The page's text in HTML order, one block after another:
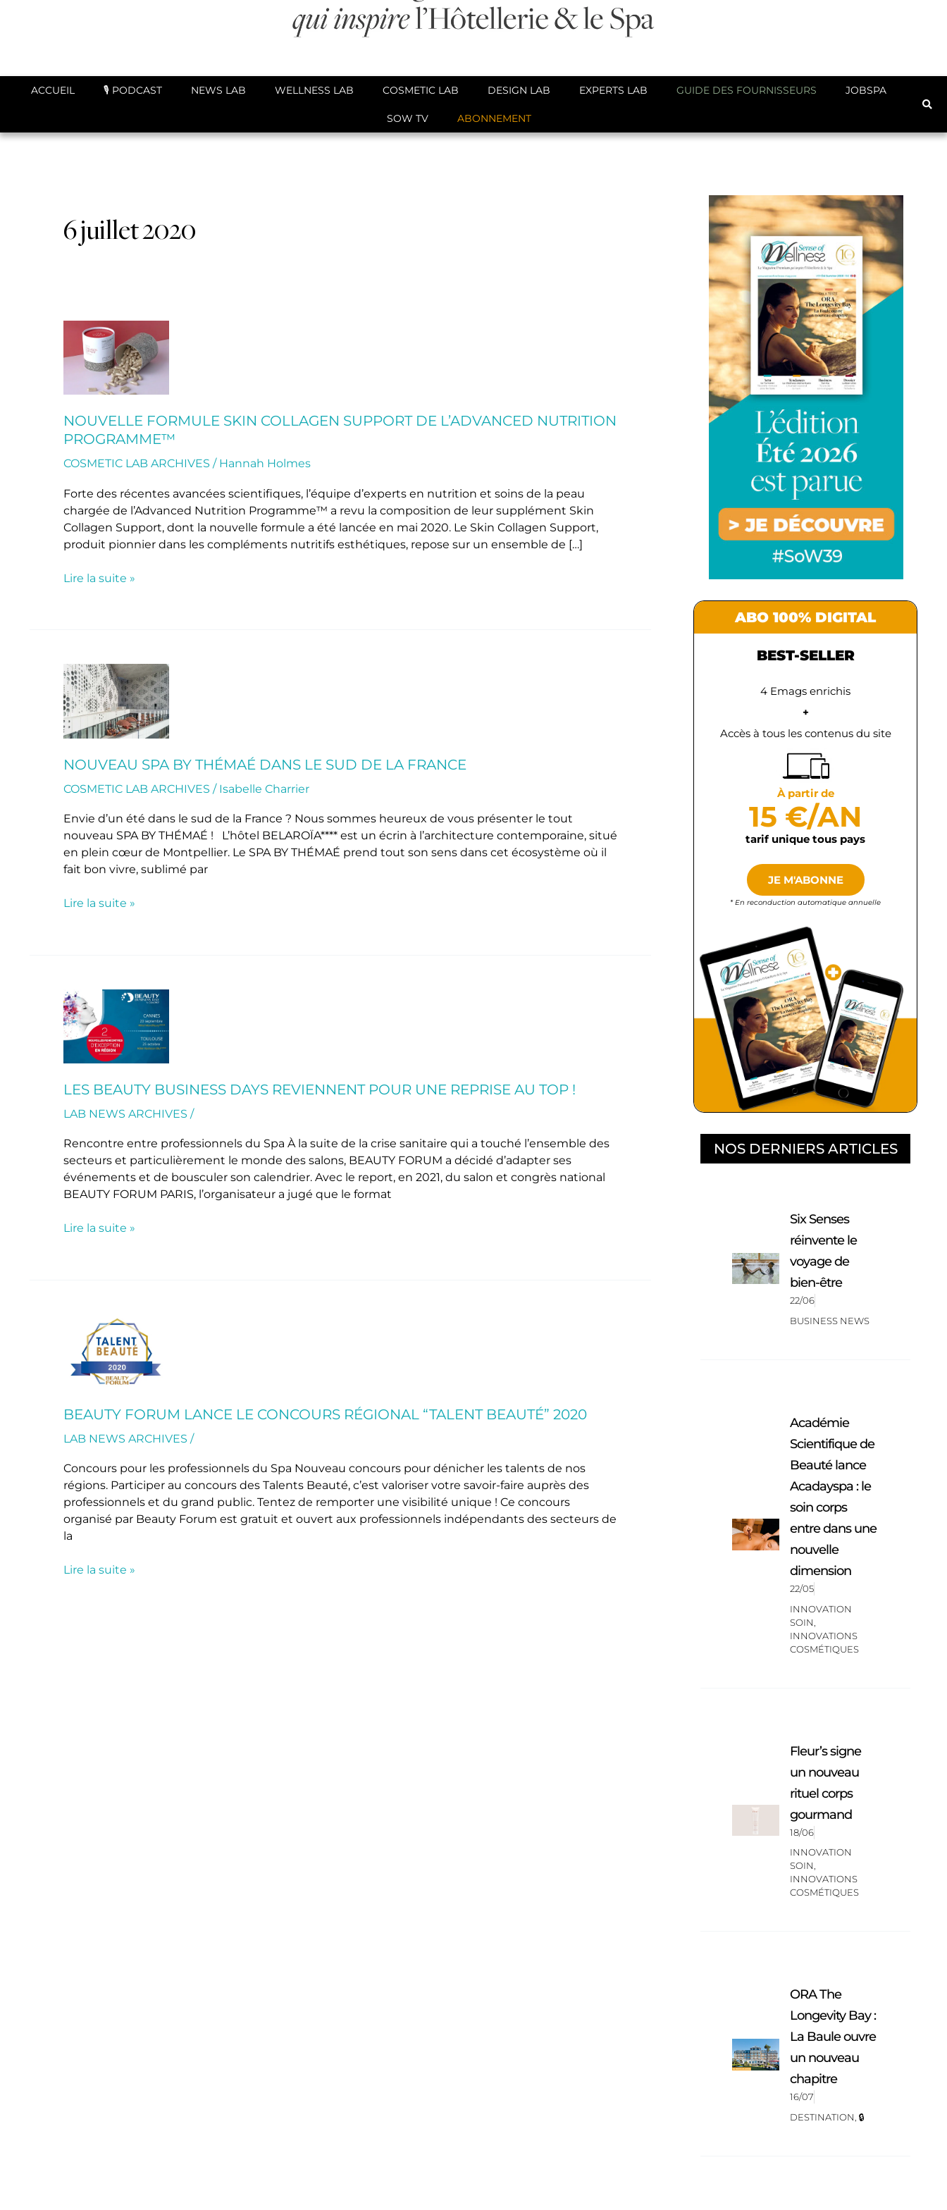
ACCUEIL 🎙️ PODCAST NEWS LAB WELLNESS LAB COSMETIC LAB DESIGN LAB EXPERTS LAB GUIDE DES FOURNISSEURS JOBSPA
SOW TV ABONNEMENT
6 juillet 2020
NOUVELLE FORMULE SKIN COLLAGEN SUPPORT DE L’ADVANCED NUTRITION
PROGRAMME™
COSMETIC LAB ARCHIVES / Hannah Holmes
Forte des récentes avancées scientifiques, l’équipe d’experts en nutrition et soins de la peau
chargée de l’Advanced Nutrition Programme™ a revu la composition de leur supplément Skin
Collagen Support, dont la nouvelle formule a été lancée en mai 2020. Le Skin Collagen Support,
produit pionnier dans les compléments nutritifs esthétiques, repose sur un ensemble de […]
Nouvelle
formule
Skin
Collagen
Support
de
l’Advanced
Nutrition
Programme™
Lire la suite »
NOUVEAU SPA BY THÉMAÉ DANS LE SUD DE LA FRANCE
COSMETIC LAB ARCHIVES / Isabelle Charrier
Envie d’un été dans le sud de la France ? Nous sommes heureux de vous présenter le tout
nouveau SPA BY THÉMAÉ ! L’hôtel BELAROÏA**** est un écrin à l’architecture contemporaine, situé
en plein cœur de Montpellier. Le SPA BY THÉMAÉ prend tout son sens dans cet écosystème où il
fait bon vivre, sublimé par
Nouveau
Spa
by
THÉMAÉ
dans
sud
de
France
Lire la suite »
LES BEAUTY BUSINESS DAYS REVIENNENT POUR UNE REPRISE AU TOP !
LAB NEWS ARCHIVES /
Rencontre entre professionnels du Spa À la suite de la crise sanitaire qui a touché l’ensemble des
secteurs et particulièrement le monde des salons, BEAUTY FORUM a décidé d’adapter ses
événements et de bousculer son calendrier. Avec le report, en 2021, du salon et congrès national
BEAUTY FORUM PARIS, l’organisateur a jugé que le format
Les
BEAUTY
BUSINESS
DAYS
reviennent
pour
une
reprise
top
!
Lire la suite »
BEAUTY FORUM LANCE LE CONCOURS RÉGIONAL “TALENT BEAUTÉ” 2020
LAB NEWS ARCHIVES /
Concours pour les professionnels du Spa Nouveau concours pour dénicher les talents de nos
régions. Participer au concours des Talents Beauté, c’est valoriser votre savoir-faire auprès des
professionnels et du grand public. Tentez de remporter une visibilité unique ! Ce concours
organisé par Beauty Forum est gratuit et ouvert aux professionnels indépendants des secteurs de
la
BEAUTY
FORUM
lance
le
concours
“TALENT
BEAUTÉ”
Lire la suite »
ABO 100% DIGITAL
BEST-SELLER
4 Emags enrichis
+
Accès à tous les contenus du site
À partir de
15 €/AN
tarif unique tous pays
JE M'ABONNE
* En reconduction automatique annuelle
NOS DERNIERS ARTICLES
Six Senses
réinvente le
voyage de
bien-être
22/06
BUSINESS NEWS
Académie
Scientifique de
Beauté lance
Acadayspa : le
soin corps
entre dans une
nouvelle
dimension
22/05
INNOVATION
SOIN
INNOVATIONS
COSMÉTIQUES
Fleur’s signe
un nouveau
rituel corps
gourmand
18/06
INNOVATION
SOIN,
INNOVATIONS
COSMÉTIQUES
ORA The
Longevity Bay :
La Baule ouvre
un nouveau
chapitre
16/07
DESTINATION ,🔒